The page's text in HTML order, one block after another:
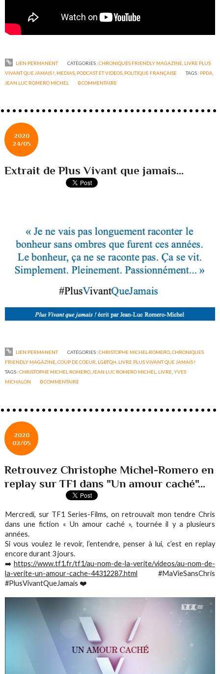
LIEN PERMANENT CATÉGORIES :CHRONIQUES FRIENDLY MAGAZINE, LIVRE PLUS
VIVANT QUE JAMAIS ! MEDIAS PODCAST ET VIDEOS POLITIQUE FRANÇAISE TAGS : PPDA
JEAN LUC ROMERO MICHEL
0COMMENTAIRE
2020
24/05
Extrait de Plus Vivant que jamais...
LIEN PERMANENT CATÉGORIES :CHRISTOPHE MICHEL-ROMERO, CHRONIQUES
FRIENDLY MAGAZINE ,COUP DE COEUR LGBTQI+ LIVRE PLUS VIVANT QUE JAMAIS !
TAGS :CHRISTOPHE MICHEL ROMERO JEAN LUC ROMERO MICHEL LIVRE ,YVES
MICHALON
0COMMENTAIRE
2020
02/05
Retrouvez Christophe Michel-Romero en
replay sur TF1 dans "Un amour caché"...
Mercredi, sur TF1 Series-Films, on retrouvait mon tendre Chris
dans une fiction « Un amour caché », tournée il y a plusieurs
années. ‬
‪Si vous voulez le revoir, l’entendre, penser à lui, c’est en replay
encore durant 3 jours.‬
‪➡️ https://www.tf1.fr/tf1/au-nom-de-la-verite/videos/au-nom-de-
la-verite-un-amour-cache-44312287.html #MaVieSansChris
#PlusVivantQueJamais ❤️‬